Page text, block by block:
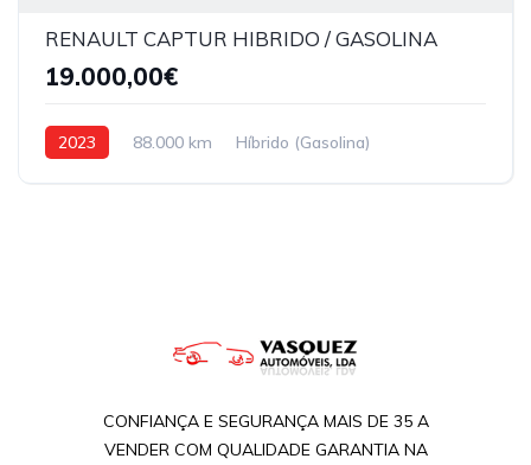
RENAULT CAPTUR HIBRIDO / GASOLINA
19.000,00€
2023 88.000 km
Híbrido (Gasolina)
CONFIANÇA E SEGURANÇA MAIS DE 35 A
VENDER COM QUALIDADE GARANTIA NA